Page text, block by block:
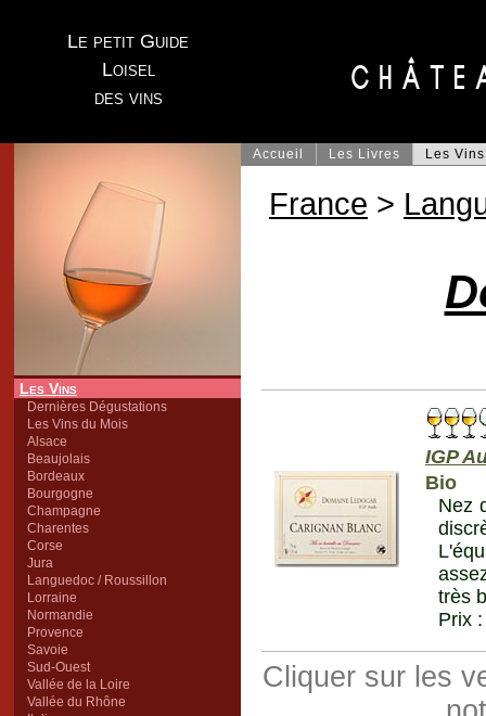
Le petit Guide
Loisel
des vins
Les Vins
Dernières Dégustations
Les Vins du Mois
Alsace
Beaujolais
Bordeaux
Bourgogne
Champagne
Charentes
Corse
Jura
Languedoc / Roussillon
Lorraine
Normandie
Provence
Savoie
Sud-Ouest
Vallée de la Loire
Vallée du Rhône
Accueil Les Livres Les Vins
France >
IGP
Bio
Nez
très
Prix
Cliquer sur les